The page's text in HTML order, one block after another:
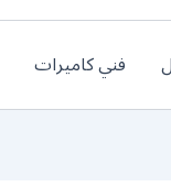
فني كاميرات